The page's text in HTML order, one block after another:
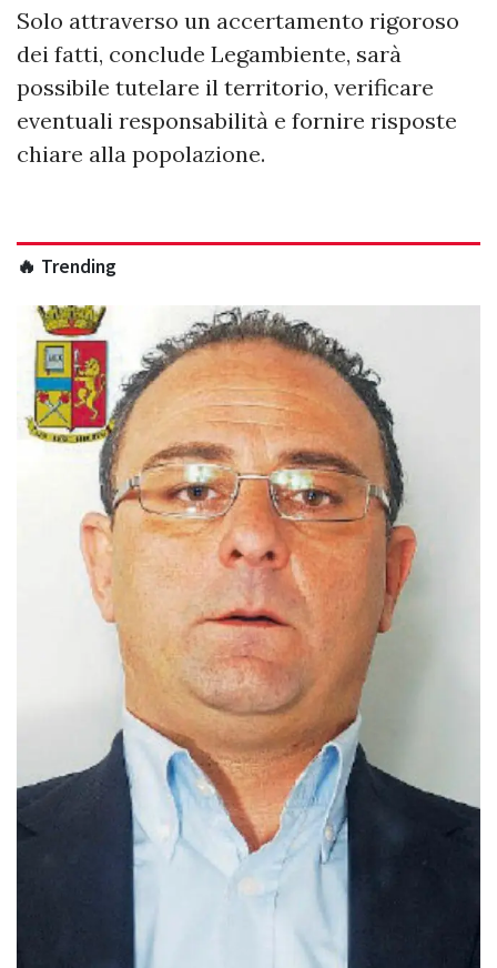
Solo attraverso un accertamento rigoroso
dei fatti, conclude Legambiente, sarà
possibile tutelare il territorio, verificare
eventuali responsabilità e fornire risposte
chiare alla popolazione.
🔥 Trending